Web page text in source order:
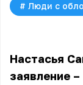
# Люди с
Настасья
заявление –